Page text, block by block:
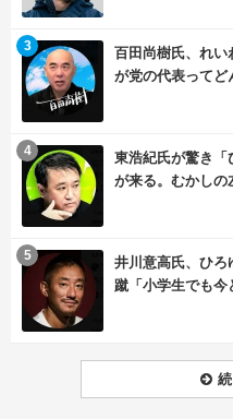
百田尚樹氏、れ
が党の代表ってど
3
東浩紀氏が驚き「
が来る。むかしの
4
井川意高氏、ひろ
蹴「小学生でも今
5